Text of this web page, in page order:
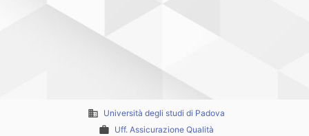
business Università degli studi di Padova
work Uff. Assicurazione Qualità